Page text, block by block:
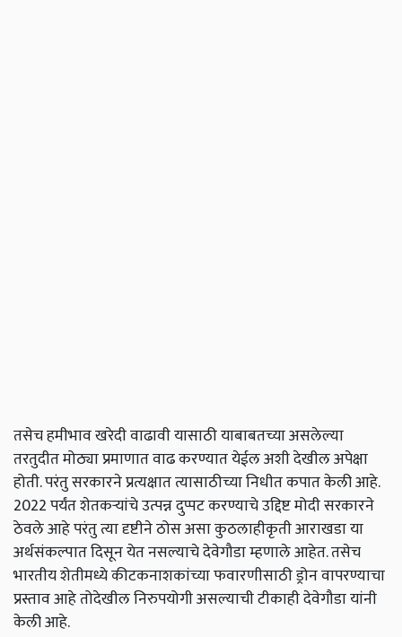
तसेच हमीभाव खरेदी वाढावी यासाठी याबाबतच्या असलेल्या
तरतुदीत मोठ्या प्रमाणात वाढ करण्यात येईल अशी देखील अपेक्षा
होती. परंतु सरकारने प्रत्यक्षात त्यासाठीच्या निधीत कपात केली आहे.
2022 पर्यंत शेतकऱ्यांचे उत्पन्न दुप्पट करण्याचे उद्दिष्ट मोदी सरकारने
ठेवले आहे परंतु त्या दृष्टीने ठोस असा कुठलाहीकृती आराखडा या
अर्थसंकल्पात दिसून येत नसल्याचे देवेगौडा म्हणाले आहेत. तसेच
भारतीय शेतीमध्ये कीटकनाशकांच्या फवारणीसाठी ड्रोन वापरण्याचा
प्रस्ताव आहे तोदेखील निरुपयोगी असल्याची टीकाही देवेगौडा यांनी
केली आहे.